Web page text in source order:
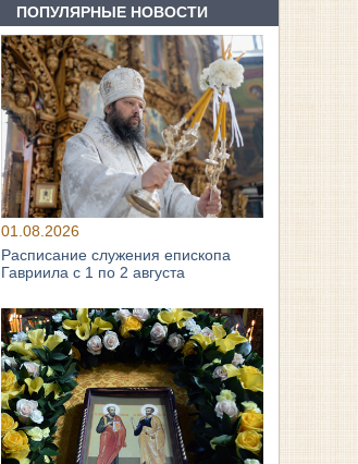
ПОПУЛЯРНЫЕ НОВОСТИ
01.08.2026
Расписание служения епископа
Гавриила с 1 по 2 августа